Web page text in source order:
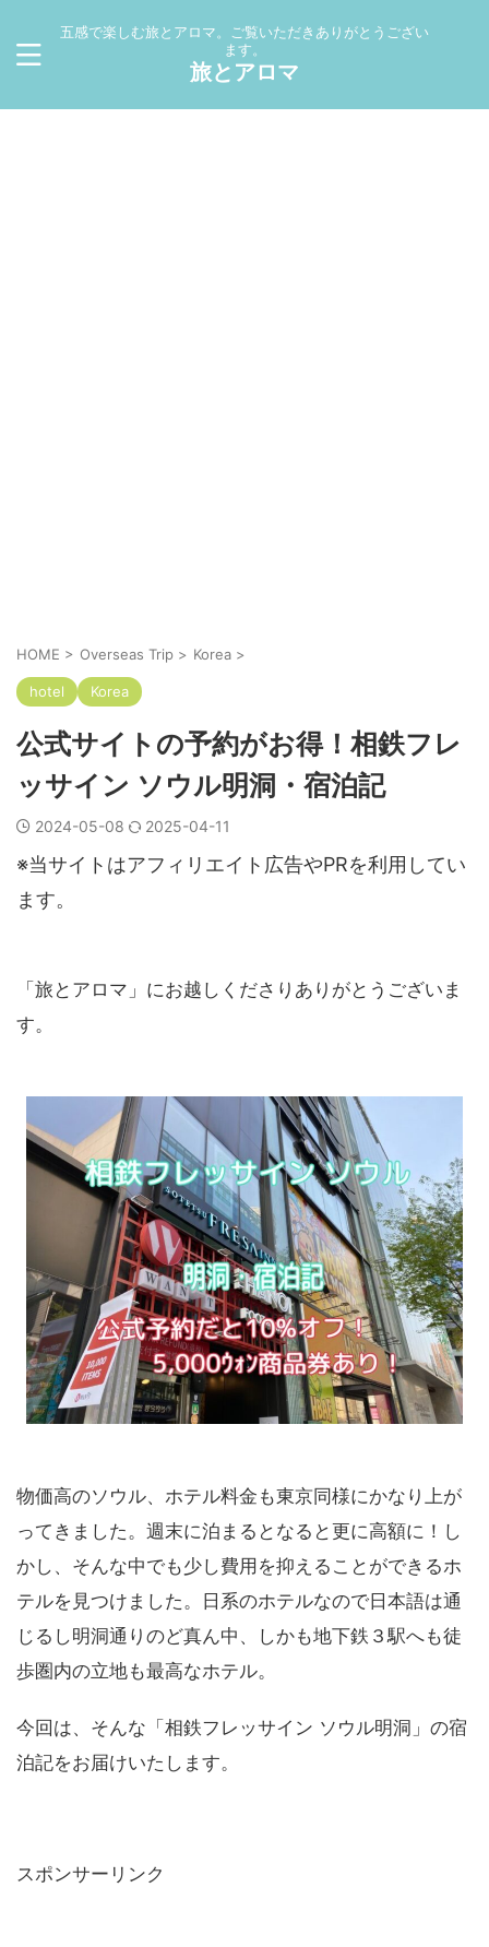
五感で楽しむ旅とアロマ。ご覧いただきありがとうござい
ます。
旅とアロマ
HOME > Overseas Trip > Korea >
hotel Korea
公式サイトの予約がお得！相鉄フレ
ッサイン ソウル明洞・宿泊記
2024-05-08 2025-04-11
※当サイトはアフィリエイト広告やPRを利用してい
ます。
「旅とアロマ」にお越しくださりありがとうございま
す。
物価高のソウル、ホテル料金も東京同様にかなり上が
ってきました。週末に泊まるとなると更に高額に！し
かし、そんな中でも少し費用を抑えることができるホ
テルを見つけました。日系のホテルなので日本語は通
じるし明洞通りのど真ん中、しかも地下鉄３駅へも徒
歩圏内の立地も最高なホテル。
今回は、そんな「相鉄フレッサイン ソウル明洞」の宿
泊記をお届けいたします。
スポンサーリンク